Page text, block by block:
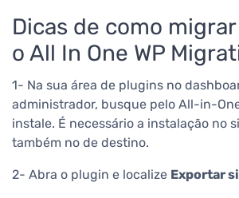
Dicas de como
o All In One WP
1- Na sua área de plugins no
administrador, busque pelo All-in-
instale. É necessário a instalação no
também no de destino.
2- Abra o plugin e localize Exportar